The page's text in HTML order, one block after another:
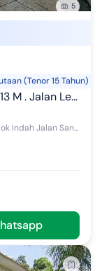
5
(Tenor 15 Tahun)
Dalam Portal
Dijual Lokasi Bagus Hitung Tanah Rumah Di Pondok Indah Jalan Sangat Lebar Dan Sangat Tenang, Area Dalam Portal Luas tanah 300m2 (12mx25m) ...